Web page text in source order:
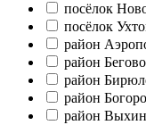
посёлок
посёлок
район
район
район
район
район